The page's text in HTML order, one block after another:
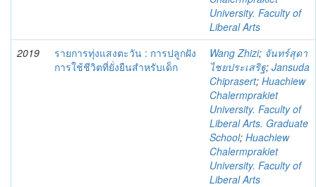
University. Faculty of
Liberal Arts
2019
รายการทุ่งแสงตะวัน : การปลูกฝัง
การใช้ชีวิตที่ยั่งยืนสำหรับเด็ก
Wang Zhizi; จันทร์สุดา
ไชยประเสริฐ; Jansuda
Chiprasert; Huachiew
Chalermprakiet
University. Faculty of
Liberal Arts. Graduate
School; Huachiew
Chalermprakiet
University. Faculty of
Liberal Arts